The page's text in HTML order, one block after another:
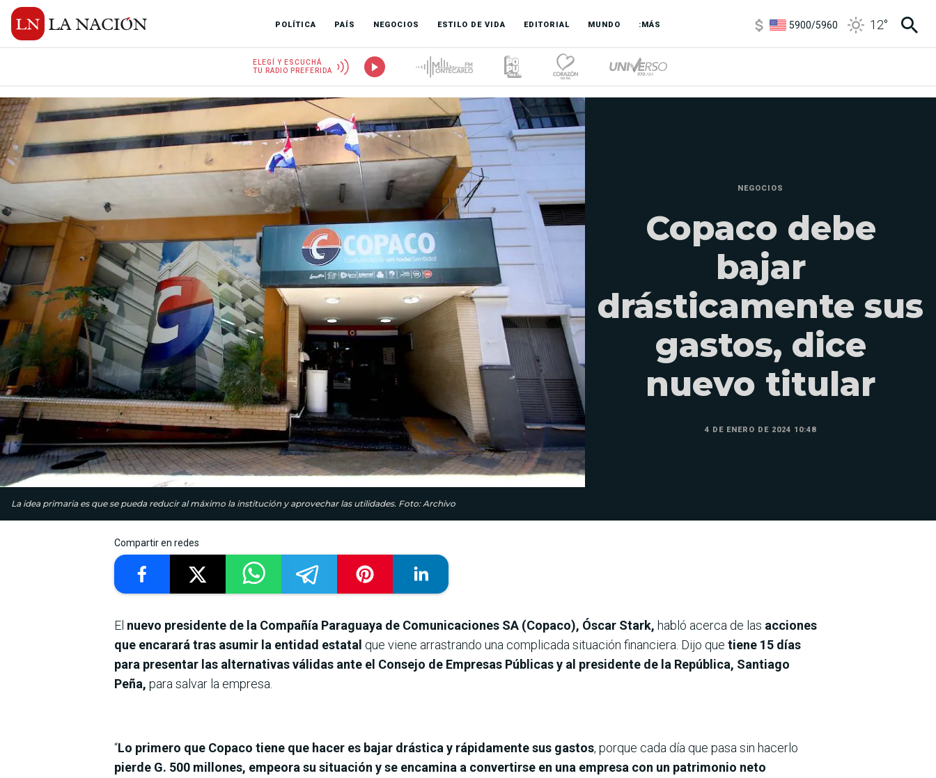
POLÍTICA PAÍS NEGOCIOS ESTILO DE VIDA EDITORIAL MUNDO :MÁS
1100/1160
12°
ELEGÍ Y ESCUCHÁ
TU RADIO PREFERIDA
La idea primaria es que se pueda reducir al máximo la institución y aprovechar las utilidades. Foto: Archivo
NEGOCIOS
Copaco debe
bajar
drásticamente sus
gastos, dice
nuevo titular
4 DE ENERO DE 2024 10:48
Compartir en redes
El nuevo presidente de la Compañía Paraguaya de Comunicaciones SA (Copaco), Óscar Stark, habló acerca de las acciones
que encarará tras asumir la entidad estatal que viene arrastrando una complicada situación financiera. Dijo que tiene 15 días
para presentar las alternativas válidas ante el Consejo de Empresas Públicas y al presidente de la República, Santiago
Peña, para salvar la empresa.
“Lo primero que Copaco tiene que hacer es bajar drástica y rápidamente sus gastos, porque cada día que pasa sin hacerlo
pierde G. 500 millones, empeora su situación y se encamina a convertirse en una empresa con un patrimonio neto